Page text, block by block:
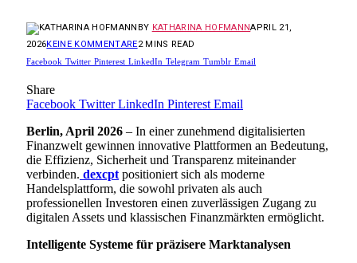
BY KATHARINA HOFMANNAPRIL 21,
2026KEINE KOMMENTARE2 MINS READ
Facebook Twitter Pinterest LinkedIn Telegram Tumblr Email
Share
Facebook Twitter LinkedIn Pinterest Email
Berlin, April 2026 – In einer zunehmend digitalisierten
Finanzwelt gewinnen innovative Plattformen an Bedeutung,
die Effizienz, Sicherheit und Transparenz miteinander
verbinden. dexcpt positioniert sich als moderne
Handelsplattform, die sowohl privaten als auch
professionellen Investoren einen zuverlässigen Zugang zu
digitalen Assets und klassischen Finanzmärkten ermöglicht.
Intelligente Systeme für präzisere Marktanalysen